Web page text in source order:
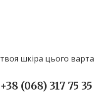
твоя шкіра цього варта
+38 (068) 317 75 35​